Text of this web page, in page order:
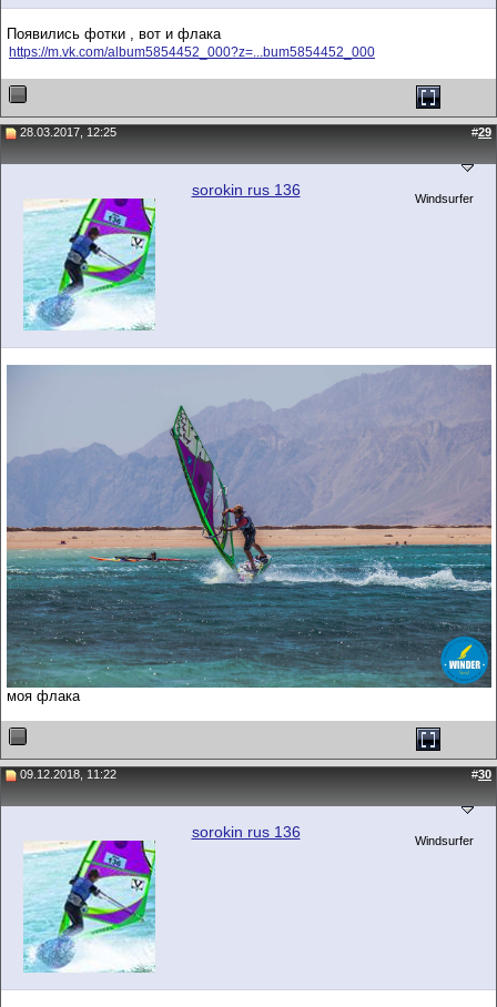
Появились фотки , вот и флака
https://m.vk.com/album5854452_000?z=...bum5854452_000
28.03.2017, 12:25 #29
sorokin rus 136 Windsurfer
моя флака
09.12.2018, 11:22 #30
sorokin rus 136 Windsurfer